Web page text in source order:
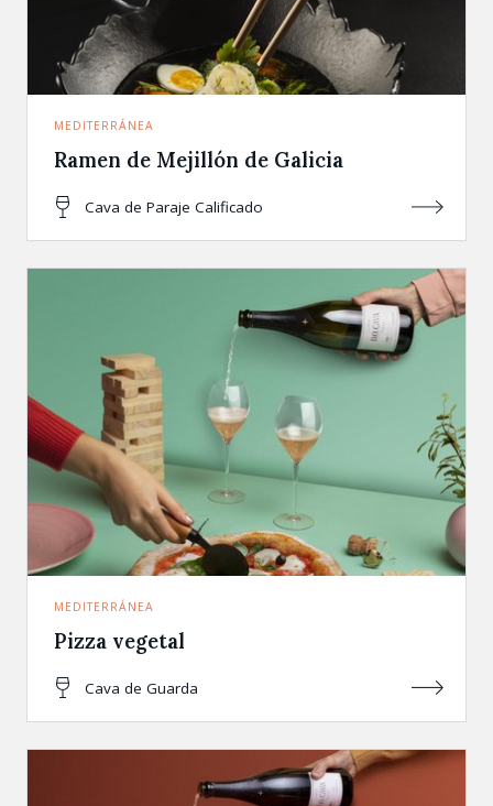
MEDITERRÁNEA
Ramen de Mejillón de Galicia
Cava de Paraje Calificado
MEDITERRÁNEA
Pizza vegetal
Cava de Guarda